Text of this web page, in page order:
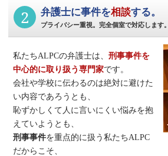
2 弁護士に事件を相談する。
プライバシー重視。完全個室で対応します。
私たちALPCの弁護士は、刑事事件を
中心的に取り扱う専門家です。
会社や学校に伝わるのは絶対に避けた
い内容であろうとも、
恥ずかしくて人に言いにくい悩みを抱
えていようとも、
刑事事件を重点的に扱う私たちALPC
だからこそ、